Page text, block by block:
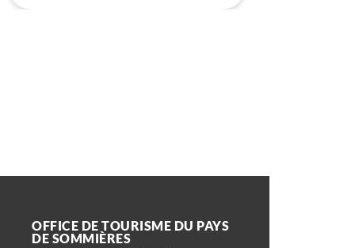
OFFICE DE TOURISME DU PAYS
DE SOMMIÈRES